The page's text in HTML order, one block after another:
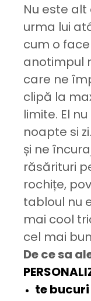
Nu este
urma lui
cum o
anotimpul
care ne
clipă la
limite. El
noapte si
și ne
răsărituri
rochițe,
tabloul nu
mai cool
cel mai
De ce sa
te